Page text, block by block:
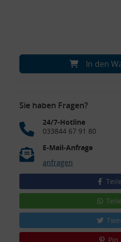
In den
Sie haben Fragen?
24/7-Hotline
033844 67 91 80
E-Mail-Anfrage
anfragen
Pin